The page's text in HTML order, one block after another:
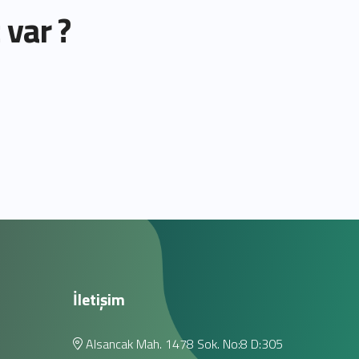
?
İletişim
Alsancak Mah. 1478 Sok. No:8 D:305